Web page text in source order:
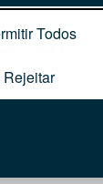
Todos
Rejeitar